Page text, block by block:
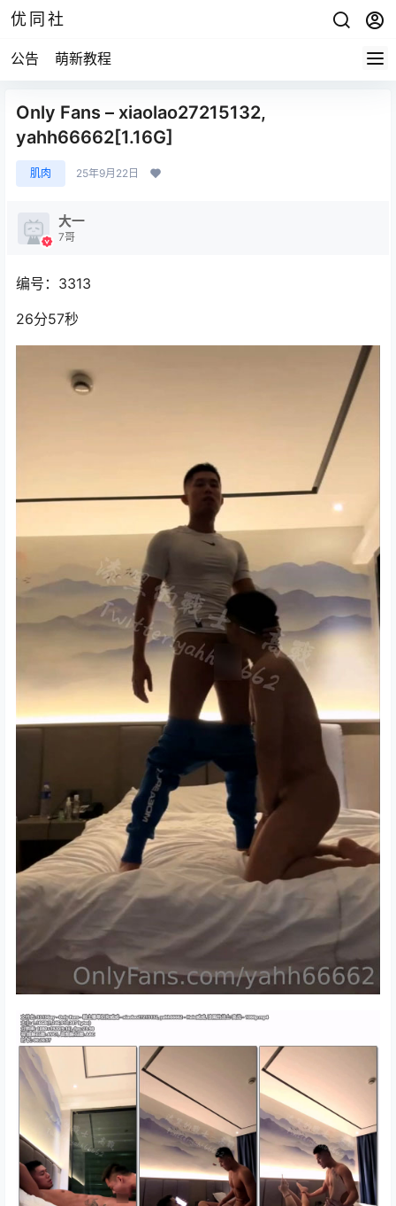
优同社
公告 萌新教程
Only Fans – xiaolao27215132,
yahh66662[1.16G]
肌肉 25年9月22日
大一
7哥
编号：3313
26分57秒